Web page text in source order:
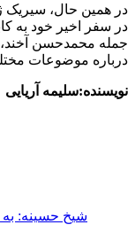
در همین حال، سیریک
در سفر اخیر خود به
جمله محمدحسن آخند،
درباره موضوعات
نویسنده:سلیمه آریایی
شیخ حسینه: به